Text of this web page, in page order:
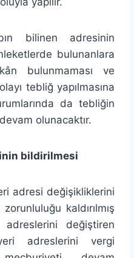
bilinen adresinin
bulunanlara
bulunmaması ve
tebliğ yapılmasına
da tebliğin
olunacaktır.
bildirilmesi
adresi değişikliklerini
kaldırılmış
değiştiren
adreslerini vergi